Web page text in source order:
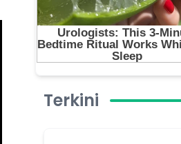
Terkini